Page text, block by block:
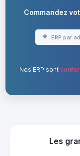
Commandez
ERP par
Nos ERP sont
Les